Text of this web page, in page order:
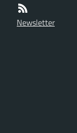
Newsletter